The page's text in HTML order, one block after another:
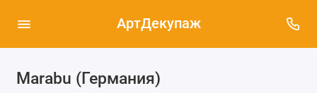
АртДекупаж
Marabu (Германия)